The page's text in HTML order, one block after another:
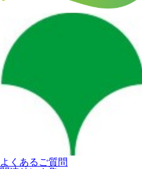
よくあるご質問